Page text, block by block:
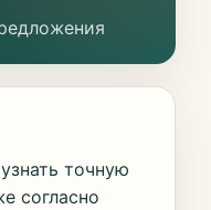
точную
согласно